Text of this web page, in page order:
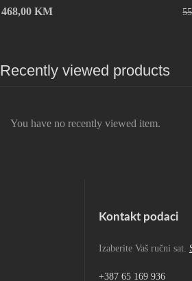
468,00KM
Recently viewed products
You have no recently viewed item.
Kontakt podaci
Izaberite Vaš ručni sat.
+387 65 169 936